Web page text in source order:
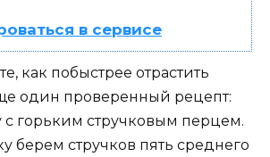
в сервисе
как побыстрее отрастить
один проверенный рецепт:
с горьким стручковым перцем.
берем стручков пять среднего